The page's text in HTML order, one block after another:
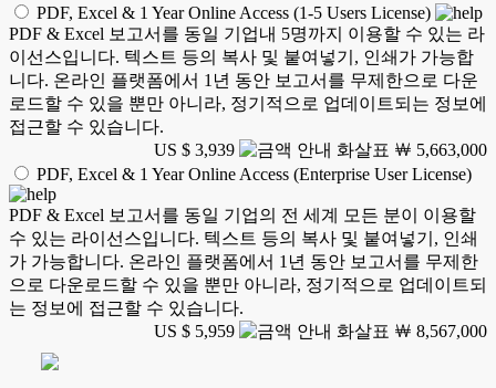
PDF, Excel & 1 Year Online Access (1-5 Users License)
PDF & Excel 보고서를 동일 기업내 5명까지 이용할 수 있는 라
이선스입니다. 텍스트 등의 복사 및 붙여넣기, 인쇄가 가능합
니다. 온라인 플랫폼에서 1년 동안 보고서를 무제한으로 다운
로드할 수 있을 뿐만 아니라, 정기적으로 업데이트되는 정보에
접근할 수 있습니다.
US $ 3,939
￦ 5,663,000
PDF, Excel & 1 Year Online Access (Enterprise User License)
PDF & Excel 보고서를 동일 기업의 전 세계 모든 분이 이용할
수 있는 라이선스입니다. 텍스트 등의 복사 및 붙여넣기, 인쇄
가 가능합니다. 온라인 플랫폼에서 1년 동안 보고서를 무제한
으로 다운로드할 수 있을 뿐만 아니라, 정기적으로 업데이트되
는 정보에 접근할 수 있습니다.
US $ 5,959
￦ 8,567,000